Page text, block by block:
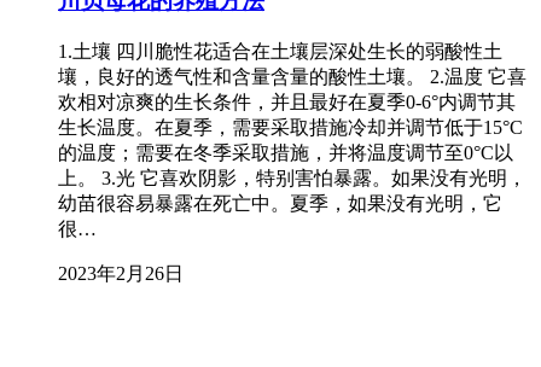
1.土壤 四川脆性花适合在土壤层深处生长的弱酸性土
壤，良好的透气性和含量含量的酸性土壤。 2.温度 它喜
欢相对凉爽的生长条件，并且最好在夏季0-6°内调节其
生长温度。在夏季，需要采取措施冷却并调节低于15°C
的温度；需要在冬季采取措施，并将温度调节至0°C以
上。 3.光 它喜欢阴影，特别害怕暴露。如果没有光明，
幼苗很容易暴露在死亡中。夏季，如果没有光明，它
很…
2023年2月26日